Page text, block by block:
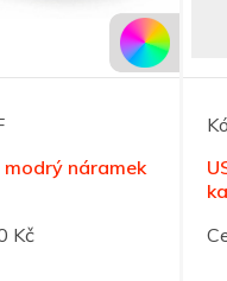
modrý náramek
Kč